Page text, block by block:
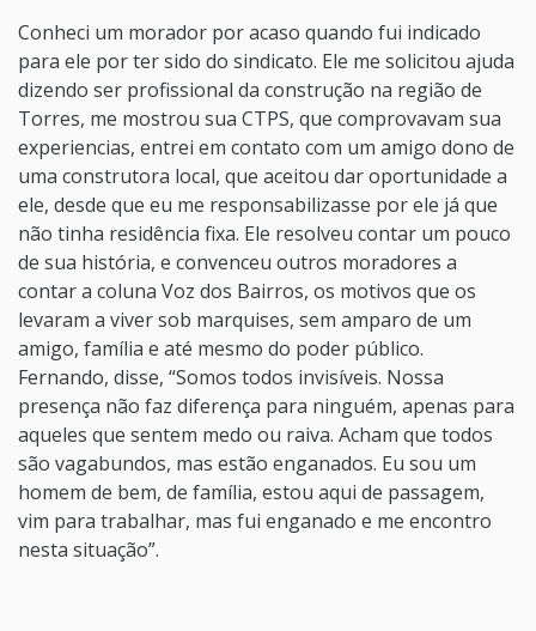
Conheci um morador por acaso quando fui indicado
para ele por ter sido do sindicato. Ele me solicitou ajuda
dizendo ser profissional da construção na região de
Torres, me mostrou sua CTPS, que comprovavam sua
experiencias, entrei em contato com um amigo dono de
uma construtora local, que aceitou dar oportunidade a
ele, desde que eu me responsabilizasse por ele já que
não tinha residência fixa. Ele resolveu contar um pouco
de sua história, e convenceu outros moradores a
contar a coluna Voz dos Bairros, os motivos que os
levaram a viver sob marquises, sem amparo de um
amigo, família e até mesmo do poder público.
Fernando, disse, “Somos todos invisíveis. Nossa
presença não faz diferença para ninguém, apenas para
aqueles que sentem medo ou raiva. Acham que todos
são vagabundos, mas estão enganados. Eu sou um
homem de bem, de família, estou aqui de passagem,
vim para trabalhar, mas fui enganado e me encontro
nesta situação”.